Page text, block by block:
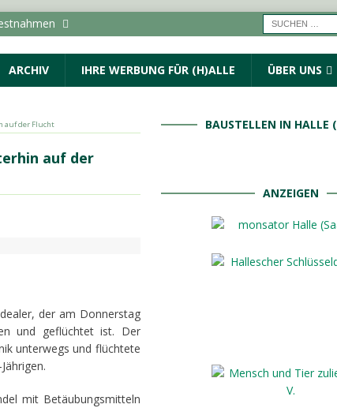
für
ARCHIV IHRE WERBUNG FÜR (H)ALLE ÜBER UNS
auf der Flucht
auf der
der am Donnerstag
und geflüchtet ist. Der
unterwegs und flüchtete
mit Betäubungsmitteln
BAUSTELLEN IN HALLE
ANZEIGEN